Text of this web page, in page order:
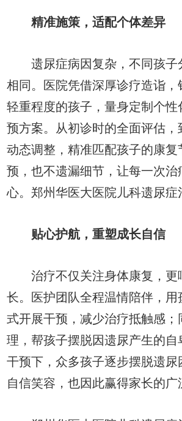
精准施策，适配个体差异
遗尿症病因复杂，不同孩子
相同。医院凭借深厚诊疗造诣，
轻重程度的孩子，量身定制个性
预方案。从初诊时的全面评估，
动态调整，精准匹配孩子的康复
预，也不遗漏细节，让每一次治
心。郑州华医大医院儿科遗尿症
贴心护航，重塑成长自信
治疗不仅关注身体康复，更
长。医护团队全程温情陪伴，用
式开展干预，减少治疗抵触感；
理，帮孩子摆脱因遗尿产生的自
干预下，众多孩子逐步摆脱遗尿
自信笑容，也因此赢得家长的广